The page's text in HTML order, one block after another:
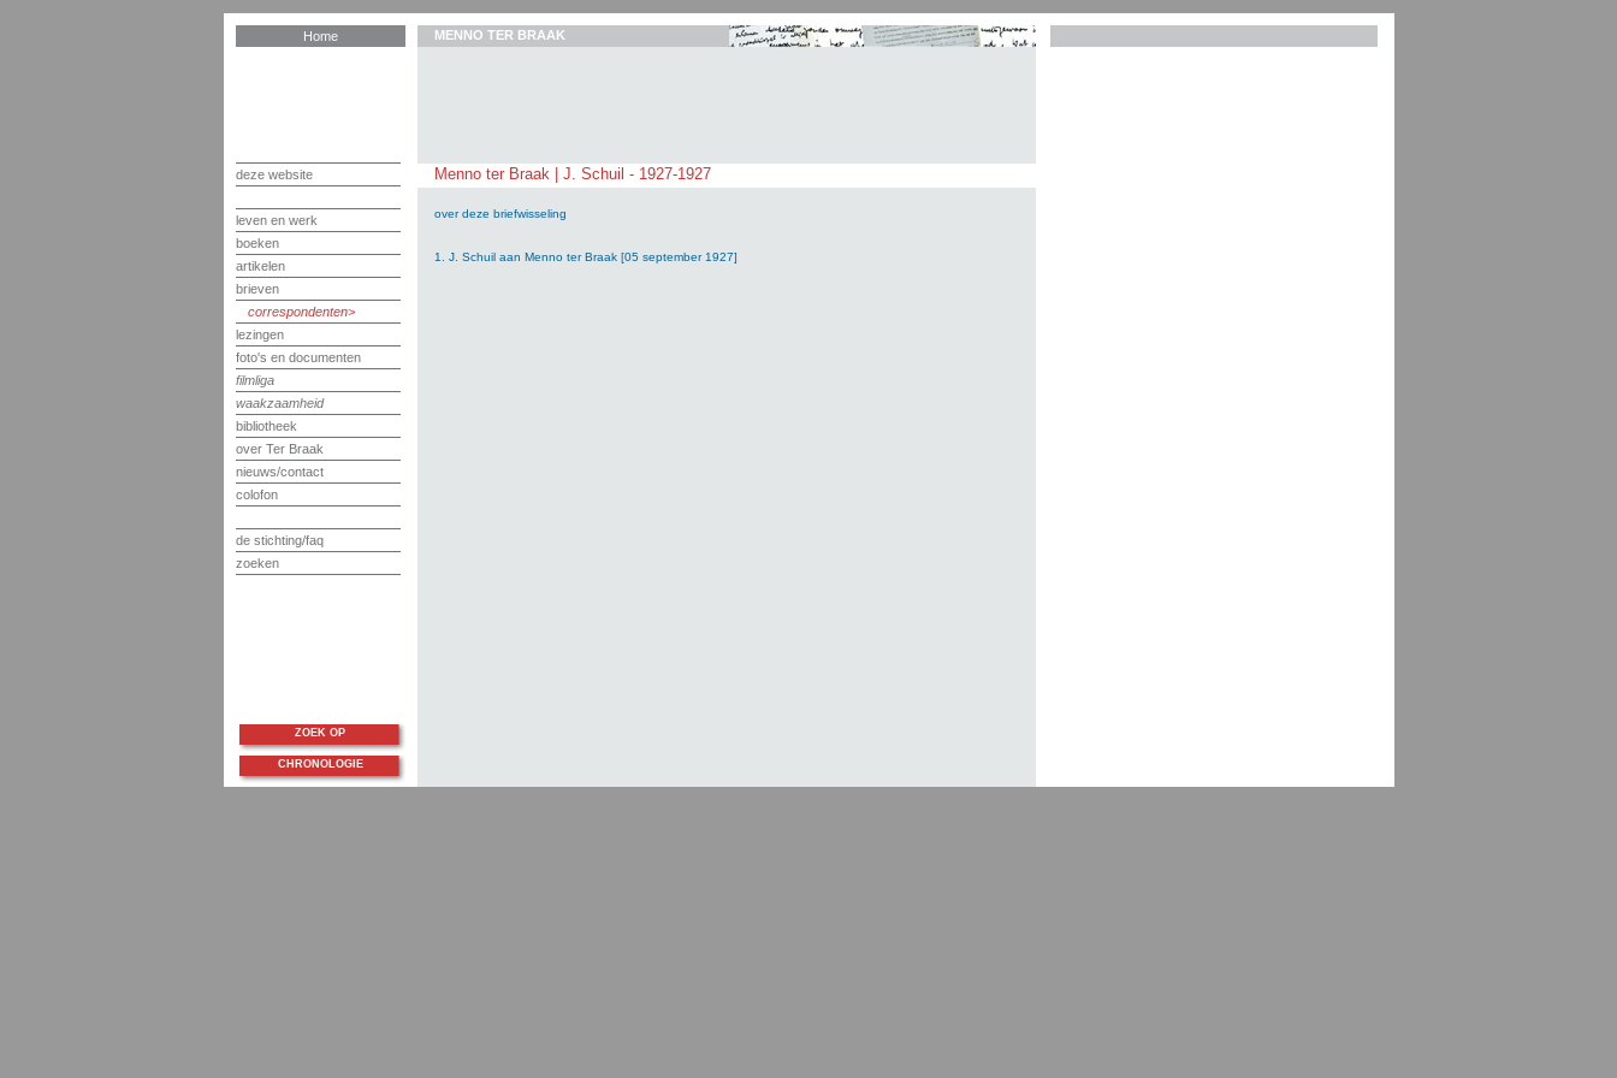
Home
deze website
leven en werk
boeken
artikelen
brieven
correspondenten
lezingen
foto's en documenten
filmliga
waakzaamheid
bibliotheek
over Ter Braak
nieuws/contact
colofon
de stichting/faq
zoeken
MENNO TER BRAAK
Menno ter Braak | J. Schuil - 1927-1927
over deze briefwisseling
1. J. Schuil aan Menno ter Braak [05 september 1927]
ZOEK OP
CHRONOLOGIE